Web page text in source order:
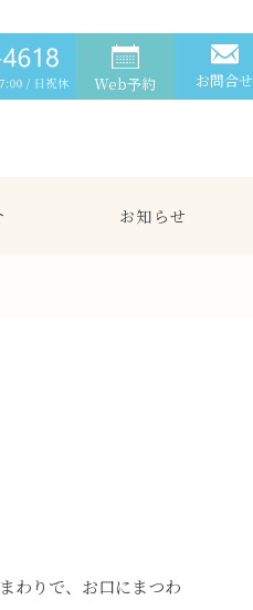
Web予約 お問合せ
お知らせ
わりで、お口にまつわ